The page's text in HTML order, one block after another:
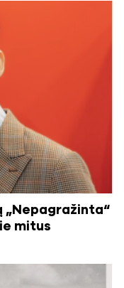
„Nepagražinta“
mitus